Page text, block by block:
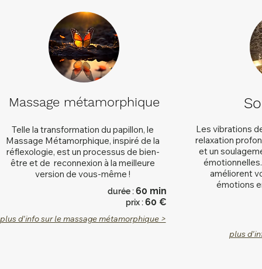
Massage métamorphique
Telle la transformation du papillon, le
Massage Métamorphique, inspiré de la
réflexologie, est un processus de bien-
être et de reconnexion à la meilleure
version de vous-même !
durée :60 min
prix :60 €
plus d'info sur le massage métamorphique >
Les vibrations
relaxation
et un
améliorent
émotions
plus